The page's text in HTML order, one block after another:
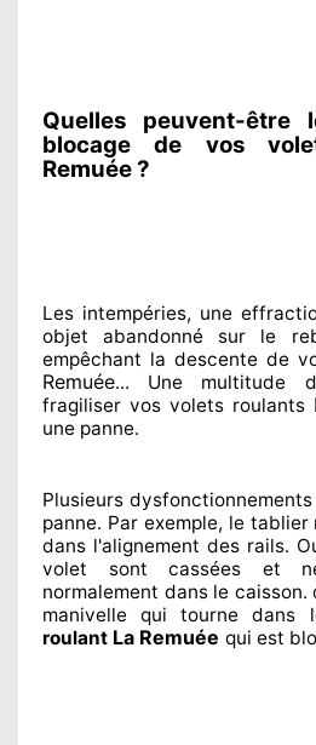
Quelles peuvent-être
blocage de vos
Remuée ?
Les intempéries, une
objet abandonné sur le
empêchant la descente de
Remuée... Une multitude
fragiliser vos volets roulants
une panne.
Plusieurs
panne. Par exemple, le
dans l'alignement des rails.
volet sont cassées et ne
normalement dans le caisson.
manivelle qui tourne
roulant La Remuée qui est